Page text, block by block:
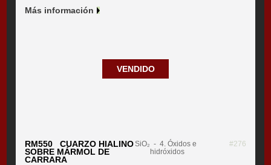
Más información
VENDIDO
RM550 CUARZO HIALINO
SOBRE MÁRMOL DE
CARRARA
SiO₂ - 4. Óxidos e
hidróxidos
#276